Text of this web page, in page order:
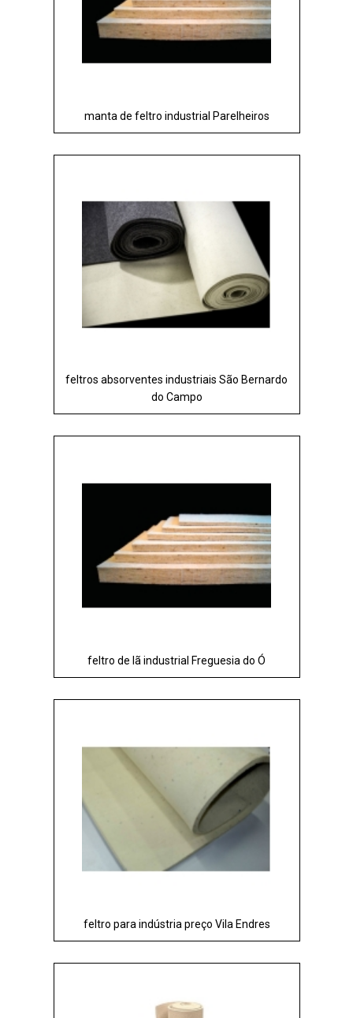
manta de feltro industrial Parelheiros
feltros absorventes industriais São Bernardo
do Campo
feltro de lã industrial Freguesia do Ó
feltro para indústria preço Vila Endres